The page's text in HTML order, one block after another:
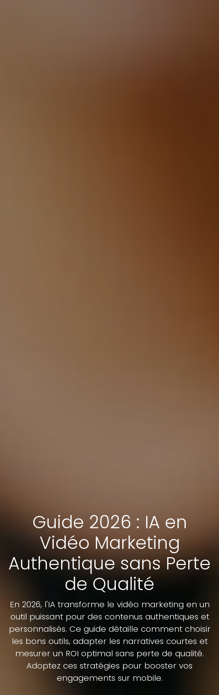
Guide 2026 : IA en
Vidéo Marketing
Authentique sans Perte
de Qualité
En 2026, l'IA transforme le vidéo marketing en un
outil puissant pour des contenus authentiques et
personnalisés. Ce guide détaille comment choisir
les bons outils, adapter les narratives courtes et
mesurer un ROI optimal sans perte de qualité.
Adoptez ces stratégies pour booster vos
engagements sur mobile.